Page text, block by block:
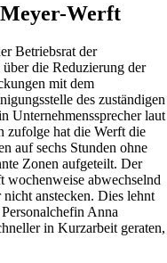
Werft
Betriebsrat der
die Reduzierung der
mit dem
des zuständigen
Unternehmenssprecher laut
zufolge hat die Werft die
auf sechs Stunden ohne
Zonen aufgeteilt. Der
wochenweise abwechselnd
anstecken. Dies lehnt
Anna
in Kurzarbeit geraten,